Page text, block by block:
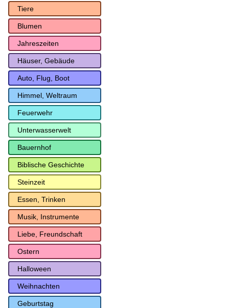
Tiere
Blumen
Jahreszeiten
Häuser, Gebäude
Auto, Flug, Boot
Himmel, Weltraum
Feuerwehr
Unterwasserwelt
Bauernhof
Biblische Geschichte
Steinzeit
Essen, Trinken
Musik, Instrumente
Liebe, Freundschaft
Ostern
Halloween
Weihnachten
Geburtstag